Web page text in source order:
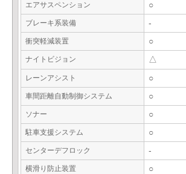
エアサスペンション ○
ブレーキ系装備 -
衝突軽減装置 ○
ナイトビジョン △
レーンアシスト ○
車間距離自動制御システム ○
ソナー ○
駐車支援システム ○
センターデフロック -
横滑り防止装置 ○